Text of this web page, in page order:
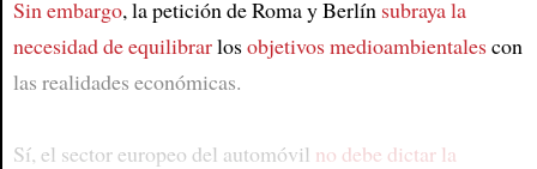
Sin embargo, la petición de Roma y Berlín subraya la
necesidad de equilibrarlosobjetivos medioambientalescon
las realidades económicas.
Sí, el sector europeo del automóvil no debe dictar la